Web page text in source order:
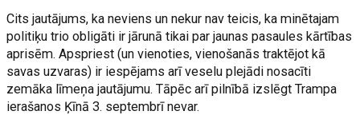
Cits jautājums, ka neviens un nekur nav teicis, ka minētajam
politiķu trio obligāti ir jārunā tikai par jaunas pasaules kārtības
aprisēm. Apspriest (un vienoties, vienošanās traktējot kā
savas uzvaras) ir iespējams arī veselu plejādi nosacīti
zemāka līmeņa jautājumu. Tāpēc arī pilnībā izslēgt Trampa
ierašanos Ķīnā 3. septembrī nevar.